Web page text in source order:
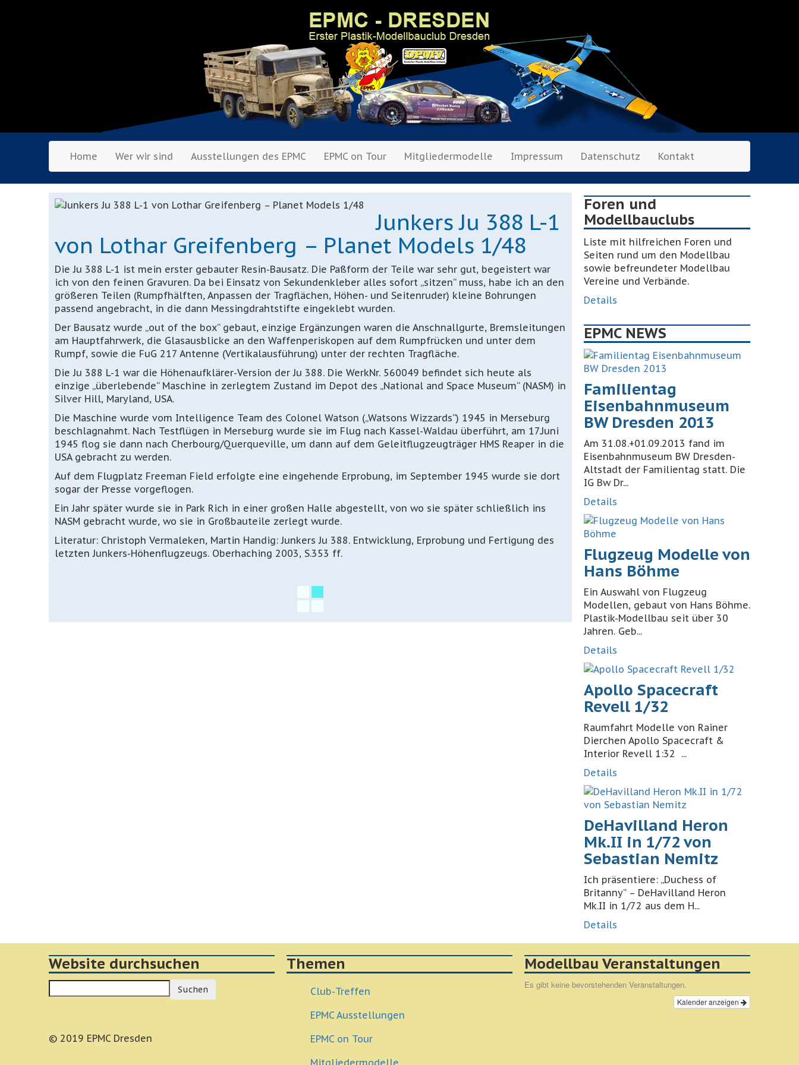
Home Wer wir sind Ausstellungen des EPMC EPMC on Tour Mitgliedermodelle Impressum Datenschutz Kontakt
Junkers Ju 388 L-1
von Lothar Greifenberg – Planet Models 1/48
Die Ju 388 L-1 ist mein erster gebauter Resin-Bausatz. Die Paßform der Teile war sehr gut, begeistert war
ich von den feinen Gravuren. Da bei Einsatz von Sekundenkleber alles sofort „sitzen“ muss, habe ich an den
größeren Teilen (Rumpfhälften, Anpassen der Tragflächen, Höhen- und Seitenruder) kleine Bohrungen
passend angebracht, in die dann Messingdrahtstifte eingeklebt wurden.
Der Bausatz wurde „out of the box“ gebaut, einzige Ergänzungen waren die Anschnallgurte, Bremsleitungen
am Hauptfahrwerk, die Glasausblicke an den Waffenperiskopen auf dem Rumpfrücken und unter dem
Rumpf, sowie die FuG 217 Antenne (Vertikalausführung) unter der rechten Tragfläche.
Die Ju 388 L-1 war die Höhenaufklärer-Version der Ju 388. Die WerkNr. 560049 befindet sich heute als
einzige „überlebende“ Maschine in zerlegtem Zustand im Depot des „National and Space Museum“ (NASM) in
Silver Hill, Maryland, USA.
Die Maschine wurde vom Intelligence Team des Colonel Watson („Watsons Wizzards“) 1945 in Merseburg
beschlagnahmt. Nach Testflügen in Merseburg wurde sie im Flug nach Kassel-Waldau überführt, am 17.Juni
1945 flog sie dann nach Cherbourg/Querqueville, um dann auf dem Geleitflugzeugträger HMS Reaper in die
USA gebracht zu werden.
Auf dem Flugplatz Freeman Field erfolgte eine eingehende Erprobung, im September 1945 wurde sie dort
sogar der Presse vorgeflogen.
Ein Jahr später wurde sie in Park Rich in einer großen Halle abgestellt, von wo sie später schließlich ins
NASM gebracht wurde, wo sie in Großbauteile zerlegt wurde.
Literatur: Christoph Vermaleken, Martin Handig: Junkers Ju 388. Entwicklung, Erprobung und Fertigung des
letzten Junkers-Höhenflugzeugs. Oberhaching 2003, S.353 ff.
Foren und
Modellbauclubs
Liste mit hilfreichen Foren und
Seiten rund um den Modellbau
sowie befreundeter Modellbau
Vereine und Verbände.
Details
EPMC NEWS
Familientag
Eisenbahnmuseum
BW Dresden 2013
Am 31.08.+01.09.2013 fand im
Eisenbahnmuseum BW Dresden-
Altstadt der Familientag statt. Die
IG Bw Dr...
Details
Flugzeug Modelle von
Hans Böhme
Ein Auswahl von Flugzeug
Modellen, gebaut von Hans Böhme.
Plastik-Modellbau seit über 30
Jahren. Geb...
Details
Apollo Spacecraft
Revell 1/32
Raumfahrt Modelle von Rainer
Dierchen Apollo Spacecraft &
Interior Revell 1:32 ...
Details
DeHavilland Heron
Mk.II in 1/72 von
Sebastian Nemitz
Ich präsentiere: „Duchess of
Britanny“ – DeHavilland Heron
Mk.II in 1/72 aus dem H...
Details
Website durchsuchen
Suchen
© 2019 EPMC Dresden
Themen
Club-Treffen
EPMC Ausstellungen
EPMC on Tour
Mitgliedermodelle
Modellbau Veranstaltungen
Es gibt keine bevorstehenden Veranstaltungen.
Kalender anzeigen